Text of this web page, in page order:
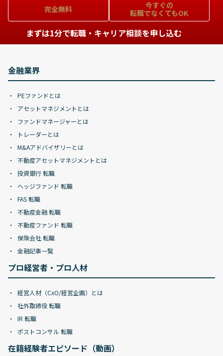
完全無料
今すぐの
転職でなくてもOK
まずは1分で転職・キャリア相談を申し込む
金融業界
PEファンドとは
アセットマネジメントとは
ファンドマネージャーとは
トレーダーとは
M&Aアドバイザリーとは
不動産アセットマネジメントとは
投資銀行 転職
ヘッジファンド 転職
FAS 転職
不動産金融 転職
不動産ファンド 転職
保険会社 転職
金融記事一覧
プロ経営者・プロ人材
経営人材（CxO/経営企画）とは
社外取締役 転職
IR 転職
ポストコンサル 転職
在籍経験者エピソード（動画）